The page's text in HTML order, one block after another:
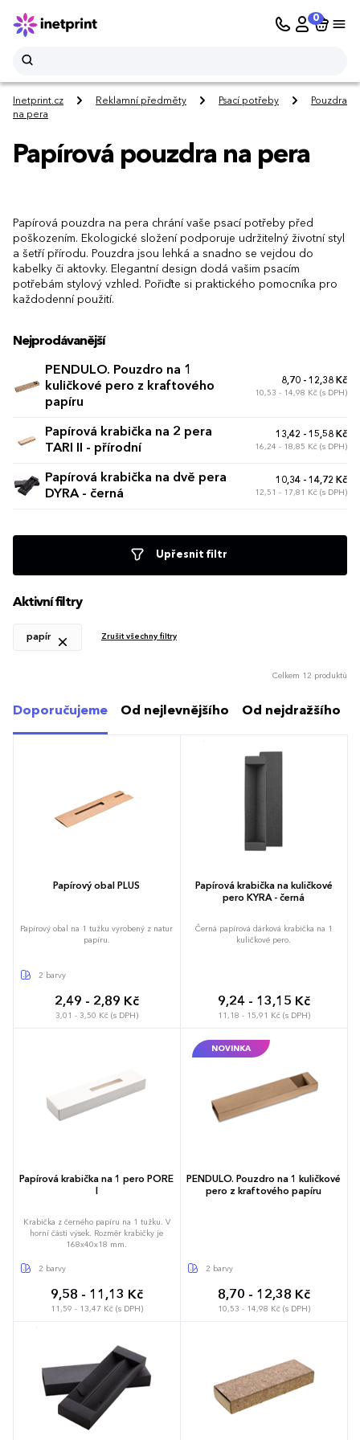
0
Inetprint.cz Reklamní předměty Psací potřeby
Pouzdra
na pera
Papírová pouzdra na pera
Papírová pouzdra na pera chrání vaše psací potřeby před
poškozením. Ekologické složení podporuje udržitelný životní styl
a šetří přírodu. Pouzdra jsou lehká a snadno se vejdou do
kabelky či aktovky. Elegantní design dodá vašim psacím
potřebám stylový vzhled. Pořiďte si praktického pomocníka pro
každodenní použití.
Nejprodávanější
PENDULO. Pouzdro na 1
kuličkové pero z kraftového
papíru
8,70 - 12,38 Kč
10,53 - 14,98 Kč (s DPH)
Papírová krabička na 2 pera
TARI II - přírodní
13,42 - 15,58 Kč
16,24 - 18,85 Kč (s DPH)
Papírová krabička na dvě pera
DYRA - černá
10,34 - 14,72 Kč
12,51 - 17,81 Kč (s DPH)
Upřesnit filtr
Aktivní filtry
papír Zrušit všechny filtry
Celkem 12 produktů
Doporučujeme Od nejlevnějšího Od nejdražšího
Papírový obal PLUS
Papírový obal na 1 tužku vyrobený z natur
papíru.
2 barvy
2,49 - 2,89 Kč
3,01 - 3,50 Kč (s DPH)
Papírová krabička na kuličkové
pero KYRA - černá
Černá papírová dárková krabička na 1
kuličkové pero.
9,24 - 13,15 Kč
11,18 - 15,91 Kč (s DPH)
Papírová krabička na 1 pero PORE
Krabička z černého papíru na 1 tužku. V
horní části výsek. Rozměr krabičky je
168x40x18 mm.
2 barvy
9,58 - 11,13 Kč
11,59 - 13,47 Kč (s DPH)
NOVINKA
PENDULO. Pouzdro na 1 kuličkové
pero z kraftového papíru
2 barvy
8,70 - 12,38 Kč
10,53 - 14,98 Kč (s DPH)